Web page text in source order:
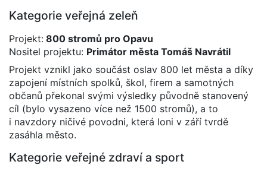
Kategorie veřejná zeleň
Projekt: 800 stromů pro Opavu
Nositel projektu: Primátor města Tomáš Navrátil
Projekt vznikl jako součást oslav 800 let města a díky
zapojení místních spolků, škol, firem a samotných
občanů překonal svými výsledky původně stanovený
cíl (bylo vysazeno více než 1500 stromů), a to
i navzdory ničivé povodni, která loni v září tvrdě
zasáhla město.
Kategorie veřejné zdraví a sport